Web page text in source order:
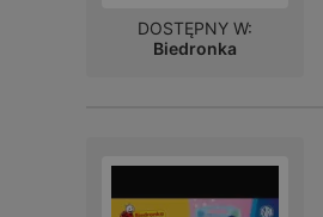
DOSTĘPNY W:
Biedronka